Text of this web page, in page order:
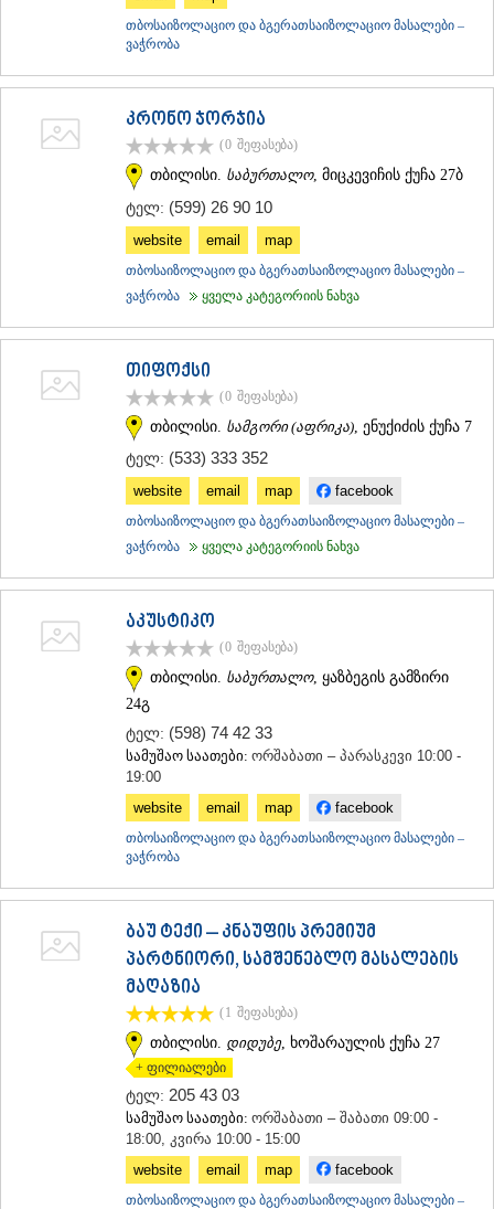
თბოსაიზოლაციო და ბგერათსაიზოლაციო მასალები –
ვაჭრობა
კრონო ჯორჯია
(0 შეფასება)
თბილისი. საბურთალო, მიცკევიჩის ქუჩა 27ბ
ტელ: (599) 26 90 10
website email map
თბოსაიზოლაციო და ბგერათსაიზოლაციო მასალები –
ვაჭრობა
ყველა კატეგორიის ნახვა
თიფოქსი
(0 შეფასება)
თბილისი. სამგორი (აფრიკა) , ენუქიძის ქუჩა 7
ტელ: (533) 333 352
website email map facebook
თბოსაიზოლაციო და ბგერათსაიზოლაციო მასალები –
ვაჭრობა
ყველა კატეგორიის ნახვა
აკუსტიკო
(0 შეფასება)
თბილისი. საბურთალო, ყაზბეგის გამზირი
24გ
ტელ: (598) 74 42 33
სამუშაო საათები: ორშაბათი – პარასკევი 10:00 -
19:00
website
email map facebook
თბოსაიზოლაციო და ბგერათსაიზოლაციო მასალები –
ვაჭრობა
ბაუ ტექი – კნაუფის პრემიუმ
პარტნიორი, სამშენებლო მასალების
მაღაზია
(1 შეფასება)
თბილისი. დიდუბე , ხოშარაულის ქუჩა 27
+ ფილიალები
ტელ: 205 43 03
სამუშაო საათები: ორშაბათი – შაბათი 09:00 -
18:00, კვირა 10:00 - 15:00
website
email map facebook
თბოსაიზოლაციო და ბგერათსაიზოლაციო მასალები –